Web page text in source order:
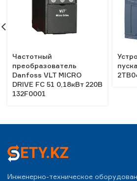
Частотный
преобразователь
Danfoss VLT MICRO
DRIVE FC 51 0,18кВт 220В
132F0001
Инженерно-техническое